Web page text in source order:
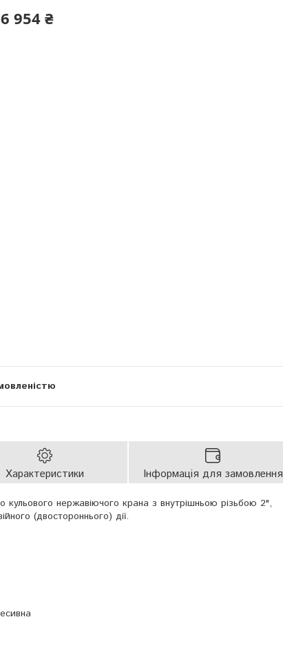
6 954 ₴
Характеристики Інформація для замовлення
кульового нержавіючого крана з внутрішньою різьбою 2",
(двостороннього) дії.